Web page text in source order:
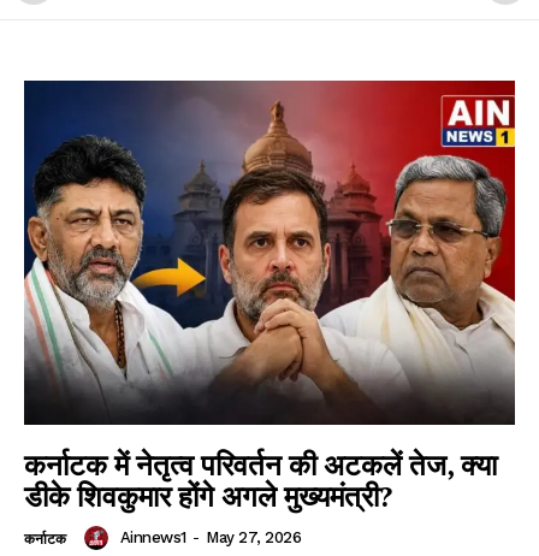
कर्नाटक में नेतृत्व परिवर्तन की अटकलें तेज, क्या
डीके शिवकुमार होंगे अगले मुख्यमंत्री?
कर्नाटक Ainnews1 - May 27, 2026